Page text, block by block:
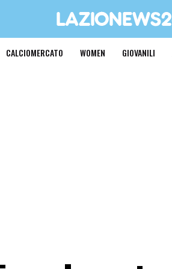
CALCIOMERCATO WOMEN GIOVANILI